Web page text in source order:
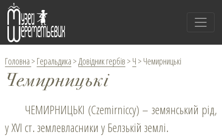
Головна > Геральдика >Довідник гербів > Ч > Чемирницькі
Чемирницькі
ЧЕМИРНИЦЬКІ (Czemirniccy) – земянський рід,
у XVI ст. землевласники у Белзькій землі.